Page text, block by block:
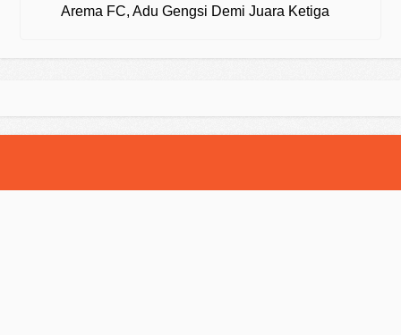
Arema FC, Adu Gengsi Demi Juara Ketiga